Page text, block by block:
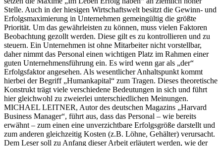
Stelle. Auch in der hiesigen Wirtschaftswelt besitzt die Gewinn- und
Erfolgsmaximierung in Unternehmen gemeingültig die größte
Priorität. Um das gewährleisten zu können, muss vielen Faktoren
Beobachtung gezollt werden. Diese gilt es zu kontrollieren und zu
steuern. Ein Unternehmen ist ohne Mitarbeiter nicht vorstellbar,
daher nimmt das Personal einen wichtigen Platz im Rahmen einer
guten Unternehmensführung ein. Es wird wenn gar als „der“
Erfolgsfaktor angesehen. Als wesentlicher Anhaltspunkt kommt
hierbei der Begriff „Humankapital“ zum Tragen. Dieses theoretische
Konstrukt trägt viele verschiedene Bedeutungen in sich und führt
hier gleichwohl zu zweierlei unterschiedlichen Meinungen.
MICHAEL LEITNER, Autor des deutschen Magazins „Harvard
Business Manager“, führt aus, dass das Personal – wie bereits
erwähnt – zum einen eine unverzichtbare Erfolgsgröße darstellt und
zum anderen gleichzeitig Kosten (z.B. Löhne, Gehälter) verursacht.
Dem Leser soll zu Anfang dieser Arbeit erläutert werden, wie der